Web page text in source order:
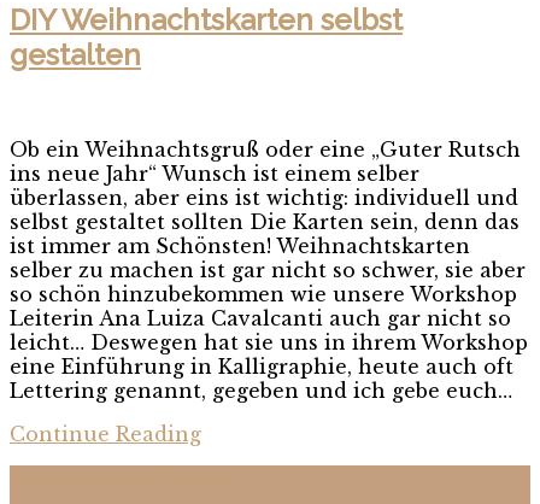
DIY Weihnachtskarten selbst
gestalten
Ob ein Weihnachtsgruß oder eine „Guter Rutsch
ins neue Jahr“ Wunsch ist einem selber
überlassen, aber eins ist wichtig: individuell und
selbst gestaltet sollten Die Karten sein, denn das
ist immer am Schönsten! Weihnachtskarten
selber zu machen ist gar nicht so schwer, sie aber
so schön hinzubekommen wie unsere Workshop
Leiterin Ana Luiza Cavalcanti auch gar nicht so
leicht… Deswegen hat sie uns in ihrem Workshop
eine Einführung in Kalligraphie, heute auch oft
Lettering genannt, gegeben und ich gebe euch…
Continue Reading